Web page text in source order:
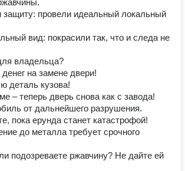
защиту: провели идеальный локальный
вид: покрасили так, что и следа не
владельца?
на замене двери!
деталь кузова!
– теперь дверь снова как с завода!
от дальнейшего разрушения.
пока ерунда станет катастрофой!
до металла требует срочного
подозреваете ржавчину? Не дайте ей